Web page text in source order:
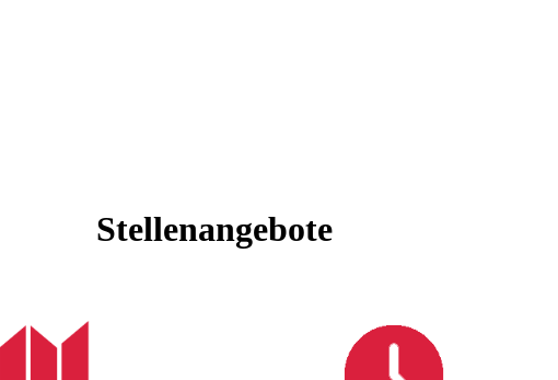
Stellenangebote